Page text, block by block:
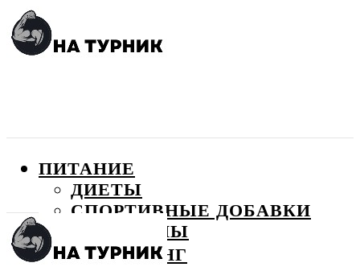
ПИТАНИЕ
ДИЕТЫ
СПОРТИВНЫЕ ДОБАВКИ
ВИТАМИНЫ
БОДИБИЛДИНГ